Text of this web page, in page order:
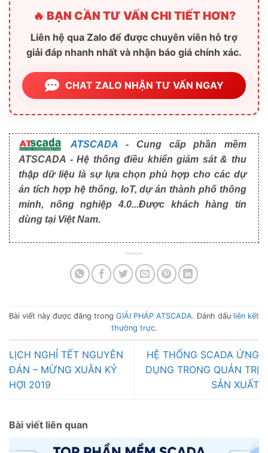
🔥 BẠN CẦN TƯ VẤN CHI TIẾT HƠN?
Liên hệ qua Zalo để được chuyên viên hỗ trợ
giải đáp nhanh nhất và nhận báo giá chính xác.
CHAT ZALO NHẬN TƯ VẤN NGAY
ATSCADA - Cung cấp phần mềm
ATSCADA - Hệ thống điều khiển giám sát & thu
thập dữ liệu là sự lựa chọn phù hợp cho các dự
án tích hợp hệ thống, IoT, dự án thành phố thông
minh, nông nghiệp 4.0...Được khách hàng tin
dùng tại Việt Nam.
Bài viết này được đăng trong GIẢI PHÁP ATSCADA. Đánh dấu liên kết
thường trực.
LỊCH NGHỈ TẾT NGUYÊN
ĐÁN – MỪNG XUÂN KỶ
HỢI 2019
HỆ THỐNG SCADA ỨNG
DỤNG TRONG QUẢN TRỊ
SẢN XUẤT
Bài viết liên quan